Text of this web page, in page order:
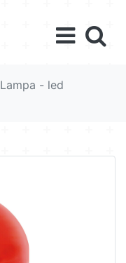
Lampa - led